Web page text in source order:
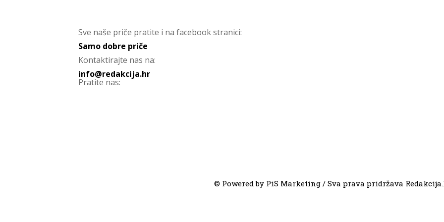
Sve naše priče pratite i na facebook stranici:
Samo dobre priče
Kontaktirajte nas na:
info@redakcija.hr
Pratite nas:
© Powered by PiS Marketing / Sva prava pridržava